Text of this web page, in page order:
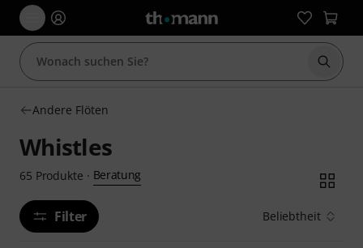
Suche
Andere Flöten
Whistles
65 Produkte · Beratung
Filter Beliebtheit